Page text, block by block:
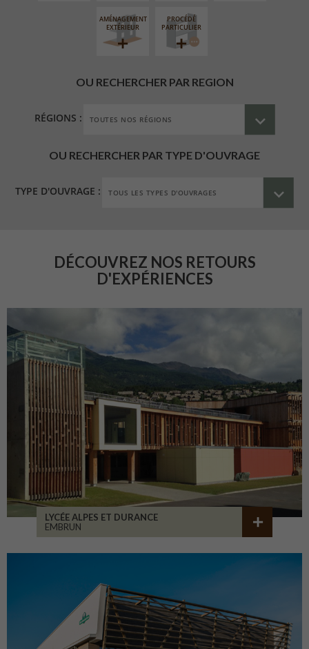
AMÉNAGEMENT
EXTÉRIEUR
PROCÉDÉ
PARTICULIER
OU RECHERCHER PAR REGION
RÉGIONS :
OU RECHERCHER PAR TYPE D'OUVRAGE
TYPE D'OUVRAGE :
DÉCOUVREZ NOS RETOURS
D'EXPÉRIENCES
LYCÉE ALPES ET DURANCE
EMBRUN